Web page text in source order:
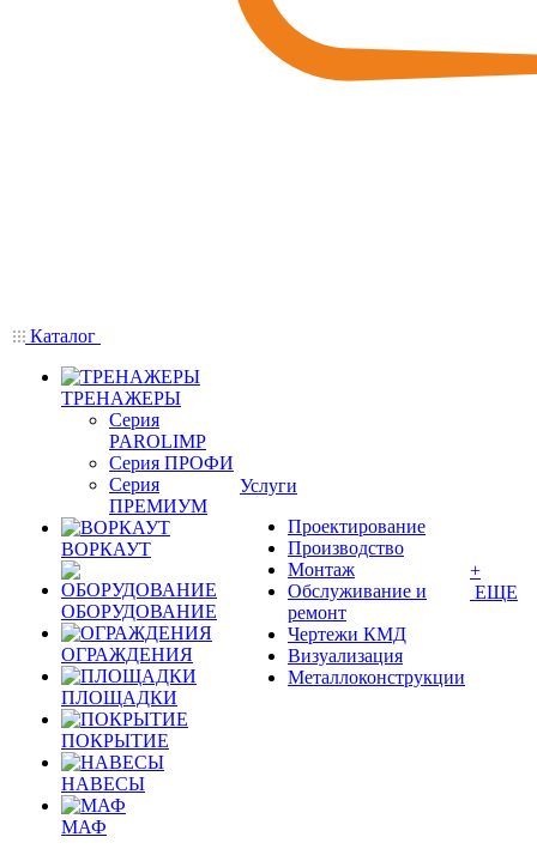
Каталог
ТРЕНАЖЕРЫ
Серия
PAROLIMP
Серия ПРОФИ
Серия
ПРЕМИУМ
ВОРКАУТ
ОБОРУДОВАНИЕ
ОГРАЖДЕНИЯ
ПЛОЩАДКИ
ПОКРЫТИЕ
НАВЕСЫ
МАФ
Услуги
Проектирование
Производство
Монтаж
Обслуживание и
ремонт
Чертежи КМД
Визуализация
Металлоконструкции
+
ЕЩЕ